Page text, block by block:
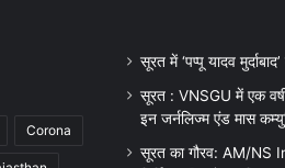
Corona
सूरत में ‘पप्पू यादव
सूरत : VNSGU में एक
इन जर्नलिज्म एंड मास
सूरत का गौरव: AM/NS